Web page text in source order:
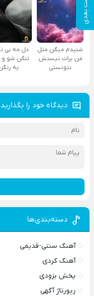
پست بعدی
شنیدم میگن مثل
من برات نیستش
نتونستی
دل مه بی
تنگن شو و
یه
دیدگاه خود را بگذارید
دسته‌بندی‌ها
آهنگ سنتی-قدیمی
آهنگ کردی
پخش بزودی
رپورتاژ آگهی